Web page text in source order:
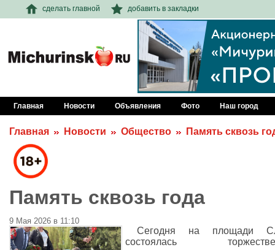
сделать главной добавить в закладки
Главная Новости Объявления Фото Наш город
Главная Новости Общество Память сквозь
Память сквозь года
9 Мая 2026 в 11:10
Сегодня на площади
состоялась